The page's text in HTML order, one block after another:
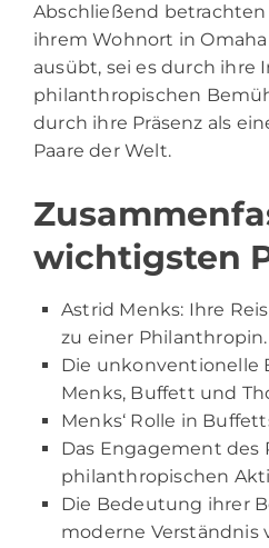
Abschließend betrachten
ihrem Wohnort in
ausübt, sei es durch ihre
philanthropischen
durch ihre Präsenz als
Paare der Welt.
wichtigsten
Astrid Menks: Ihre
zu einer Philanthropin.
Die unkonventionelle
Menks, Buffett und
Menks‘ Rolle in
Das Engagement des
philanthropischen
Die Bedeutung ihrer
moderne Verständnis